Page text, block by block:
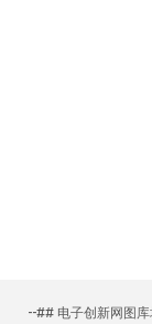
--## 电子创新网图